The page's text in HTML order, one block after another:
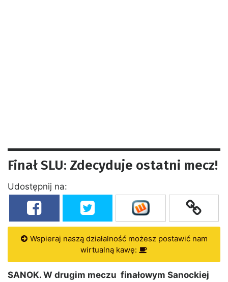
Finał SLU: Zdecyduje ostatni mecz!
Udostępnij na:
Wspieraj naszą działalność możesz postawić nam
wirtualną kawę:
SANOK. W drugim meczu finałowym Sanockiej